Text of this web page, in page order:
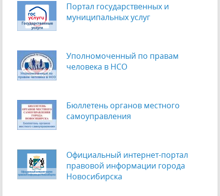
Портал государственных и
муниципальных услуг
Уполномоченный по правам
человека в НСО
Бюллетень органов местного
самоуправления
Официальный интернет-портал
правовой информации города
Новосибирска